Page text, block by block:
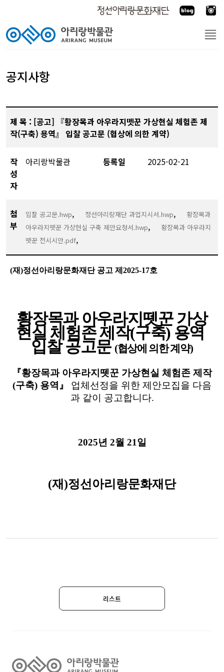
공지사항
제 목 : [공고] 『황장목과 아우라지뗏꾼 가상현실 체험존 제
작(구축) 용역』 입찰 공고문 (협상에 의한 계약)
작
성
자
아리랑박물관 등록일 2025-02-21
첨
부
입찰 공고문.hwp, 정선아리랑재단 과업지시서.hwp,
황장목과
아우라지뗏꾼 가상현실 구축 제안요청서.hwp,
황장목과 아우라지
뗏꾼 전시시안.pdf,
(재)정선아리랑문화재단 공고 제 2025-17호
황장목과 아우라지뗏꾼 가상
현실 체험존 제작(구축) 용역
입찰 공고문(협상에 의한 계약)
『황장목과 아우라지뗏꾼 가상현실 체험존 제작
(구축) 용역』
업체선정을 위한 제안모집을 다음
과 같이 공고합니다.
2025년 2월 21일
(재)정선아리랑문화재단
리스트